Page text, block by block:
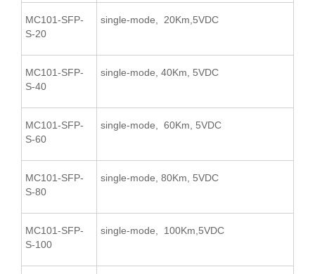
MC101-SFP-
S-20
single-mode, 20Km,5VDC
MC101-SFP-
S-40
single-mode, 40Km, 5VDC
MC101-SFP-
S-60
single-mode, 60Km, 5VDC
MC101-SFP-
S-80
single-mode, 80Km, 5VDC
MC101-SFP-
S-100
single-mode, 100Km,5VDC